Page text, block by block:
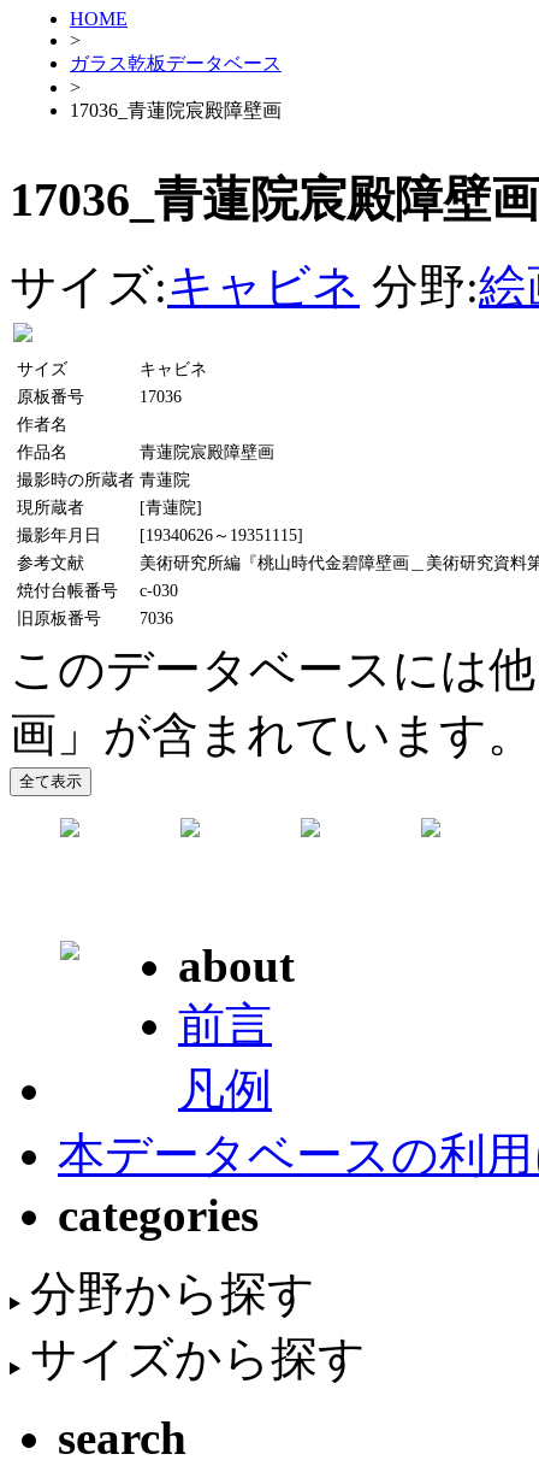
HOME
>
ガラス乾板データベース
>
17036_青蓮院宸殿障壁画
17036_青蓮院宸殿障壁画
サイズ:キャビネ 分野:絵
サイズ
キャビネ
原板番号
17036
作者名
作品名
青蓮院宸殿障壁画
撮影時の所蔵者 青蓮院
現所蔵者
[青蓮院]
撮影年月日
[19340626～19351115]
参考文献
美術研究所編『桃山時代金碧障壁画＿美術研究資料
焼付台帳番号
c-030
旧原板番号
7036
このデータベースには
画」が含まれています。
about
前言
凡例
本データベースの利
categories
分野から探す
サイズから探す
search